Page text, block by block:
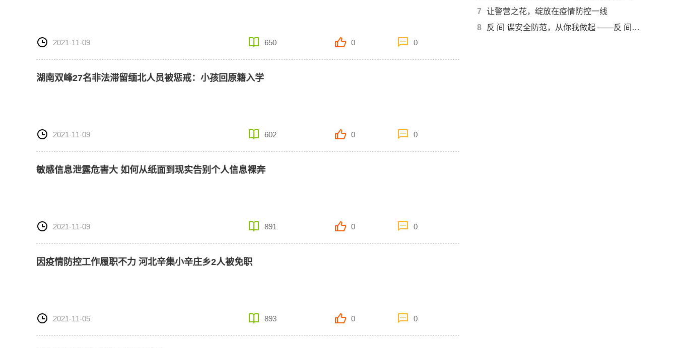
2021-11-09 650 0 0
湖南双峰27名非法滞留缅北人员被惩戒：小孩回原籍入学
2021-11-09 602 0 0
敏感信息泄露危害大 如何从纸面到现实告别个人信息裸奔
2021-11-09 891 0 0
因疫情防控工作履职不力 河北辛集小辛庄乡2人被免职
2021-11-05 893 0 0
7
让警营之花，绽放在疫情防控一线
8
反 间 谍安全防范，从你我做起 ——反 间 谍法颁布实施七周年